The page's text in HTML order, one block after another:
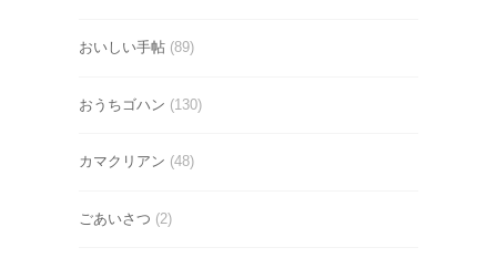
おいしい手帖 (89)
おうちゴハン (130)
カマクリアン (48)
ごあいさつ (2)